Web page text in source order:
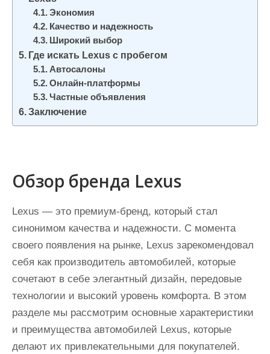
Экономия
Качество и надежность
Широкий выбор
Где искать Lexus с пробегом
Автосалоны
Онлайн-платформы
Частные объявления
Заключение
Обзор бренда Lexus
Lexus — это премиум-бренд, который стал
синонимом качества и надежности. С момента
своего появления на рынке, Lexus зарекомендовал
себя как производитель автомобилей, которые
сочетают в себе элегантный дизайн, передовые
технологии и высокий уровень комфорта. В этом
разделе мы рассмотрим основные характеристики
и преимущества автомобилей Lexus, которые
делают их привлекательными для покупателей.